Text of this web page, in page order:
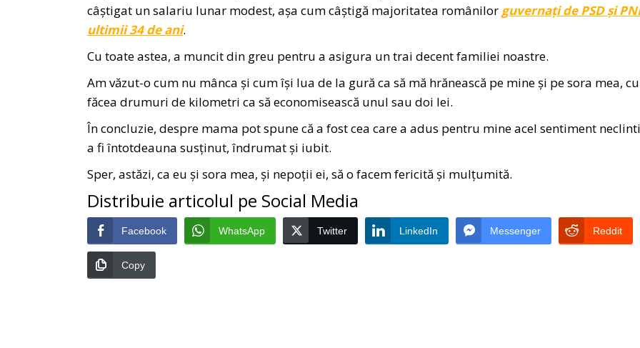
câștigat un salariu lunar modest, așa cum câștigă majoritatea românilor guvernați de PSD și
ultimii 34 de ani.
Cu toate astea, a muncit din greu pentru a asigura un trai decent familiei noastre.
Am văzut-o cum nu mânca și cum își lua de la gură ca să mă hrănească pe mine și pe sora mea,
făcea drumuri de kilometri ca să economisească unul sau doi lei.
În concluzie, despre mama pot spune că a fost cea care a adus pentru mine acel sentiment
a fi întotdeauna susținut, îndrumat și iubit.
Sper, astăzi, ca eu și sora mea, și nepoții ei, să o facem fericită și mulțumită.
Distribuie articolul pe Social Media
Facebook WhatsApp Twitter LinkedIn Messenger Reddit
Copy